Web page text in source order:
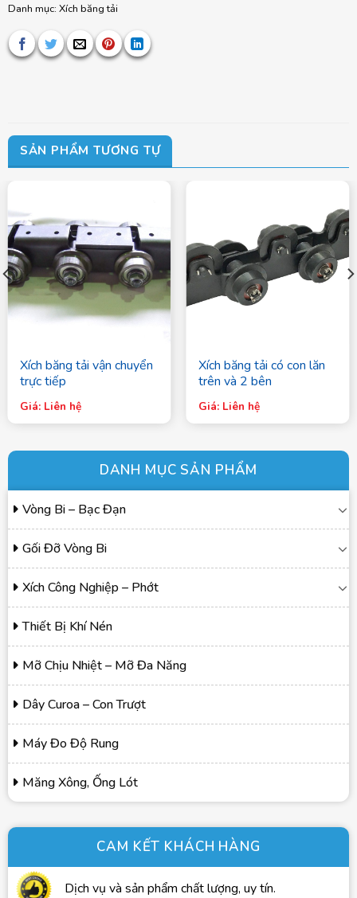
DANH MỤC SẢN PHẨM
Vòng Bi – Bạc Đạn
Gối Đỡ Vòng Bi
Xích Công Nghiệp – Phớt
Thiết Bị Khí Nén
Mỡ Chịu Nhiệt – Mỡ Đa Năng
Dây Curoa – Con Trượt
Máy Đo Độ Rung
Măng Xông, Ống Lót
CAM KẾT KHÁCH HÀNG
Dịch vụ và sản phẩm chất lượng, uy tín.
Danh mục: Xích băng tải
SẢN PHẨM TƯƠNG TỰ
Xích băng tải vận chuyển
trực tiếp
Giá: Liên hệ
Xích băng tải có con lăn
trên và 2 bên
Giá: Liên hệ